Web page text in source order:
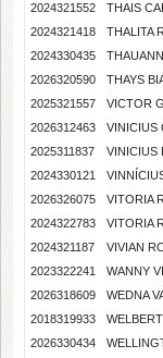
2024321552
THAIS
2024321418
THALITA
2024330435
2026320590
THAYS
2025321557
VICTOR
2026312463
VINICIUS
2025311837
VINICIUS
2024330121
2026326075
VITORIA
2024322783
VITORIA
2024321187
VIVIAN
2023322241
WANNY
2026318609
WEDNA
2018319933
2026330434